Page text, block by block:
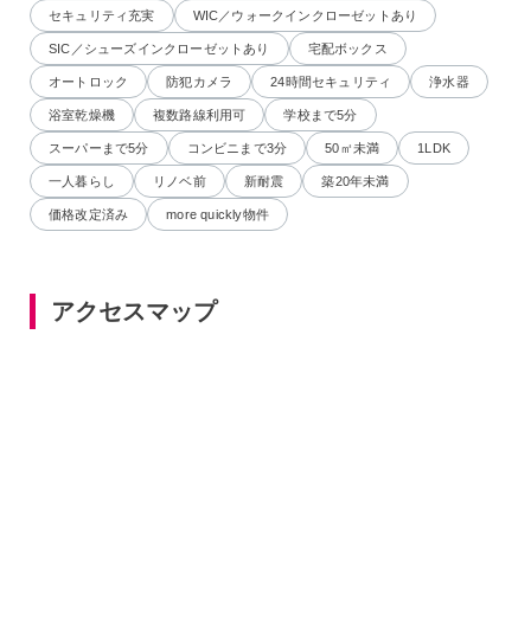
セキュリティ充実 WIC／ウォークインクローゼットあり
SIC／シューズインクローゼットあり 宅配ボックス
オートロック 防犯カメラ 24時間セキュリティ 浄水器
浴室乾燥機 複数路線利用可 学校まで5分
スーパーまで5分 コンビニまで3分 50㎡未満 1LDK
一人暮らし リノベ前 新耐震 築20年未満
価格改定済み more quickly物件
アクセスマップ